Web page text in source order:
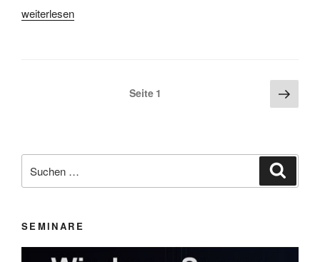
„Telemetriedienste
ist“
weiterlesen
Seitennummerierung
Seite 1
Seite
nach:
SEMINARE